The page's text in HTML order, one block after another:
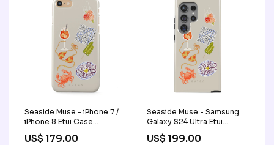
Seaside Muse - iPhone 7 /
iPhone 8 Etui Case
Type:Tough
US$ 179.00
Seaside Muse - Samsung
Galaxy S24 Ultra Etui
FA_09A_PixelBuds_2
US$ 199.00